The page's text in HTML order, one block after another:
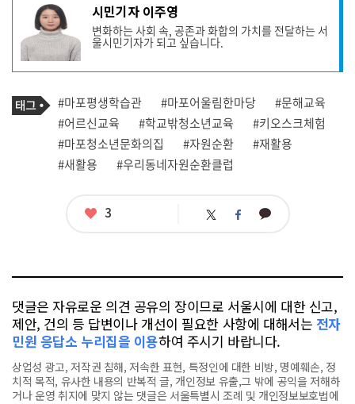
작
성
자
프
필
시민기자 이주영
변화하는 사회 속, 공존과 화합의 가치를 전달하는 서
울시민기자가 되고 싶습니다.
사
관
련
태
그
태
그
#마포평생학습관 #마포어울림한마당
#문해교육
#어르신교육
#학교밖청소년교육
#키오스크체험
#마포청소년문화의집
#자원순환
#재활용
#새활용
#우리동네자원순환클럽
좋
3 트 페 카
댓글은 자유로운 의견 공유의 장이므로 서울시에 대한 신고,
제안, 건의 등 답변이나 개선이 필요한 사항에 대해서는 전자
민원 응답소 누리집을 이용하여 주시기 바랍니다.
상업성 광고, 저작권 침해, 저속한 표현, 특정인에 대한 비방, 명예훼손, 정
치적 목적, 유사한 내용의 반복적 글, 개인정보 유출,그 밖에 공익을 저해하
거나 운영 취지에 맞지 않는 댓글은 서울특별시 조례 및 개인정보보호법에